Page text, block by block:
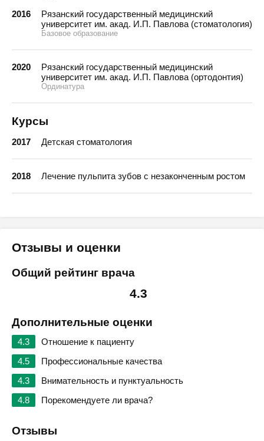
2016
Рязанский государственный медицинский
университет им. акад. И.П. Павлова (стоматология)
Базовое образование
2020
Рязанский государственный медицинский
университет им. акад. И.П. Павлова (ортодонтия)
Ординатура
Курсы
2017 Детская стоматология
2018 Лечение пульпита зубов с незаконченным ростом
Отзывы и оценки
Общий рейтинг врача
4.3
Дополнительные оценки
4.3
Отношение к пациенту
4.5
Профессиональные качества
4.3
Внимательность и пунктуальность
4.8
Порекомендуете ли врача?
Отзывы